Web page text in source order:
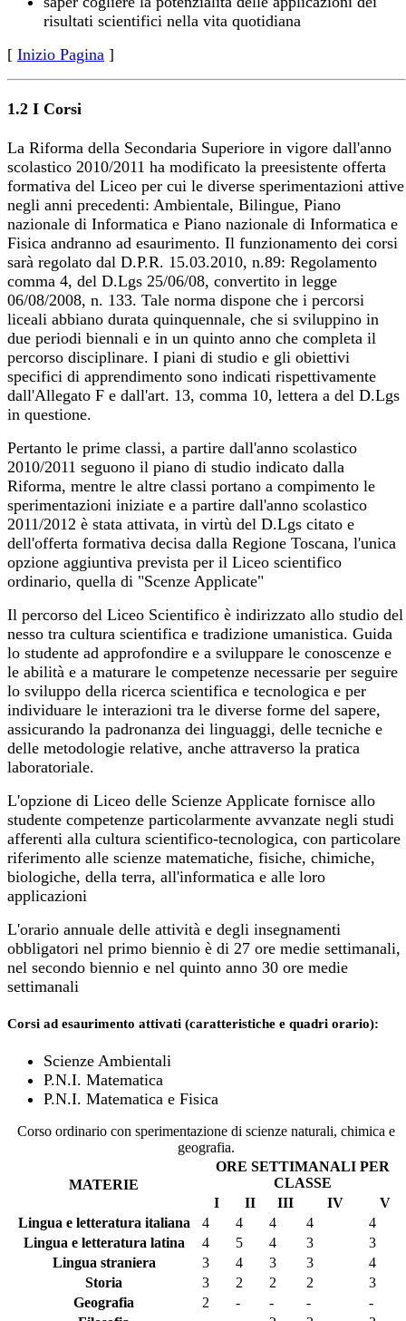
risultati scientifici nella vita quotidiana
[ Inizio Pagina ]
1.2 I Corsi
La Riforma della Secondaria Superiore in vigore dall'anno
scolastico 2010/2011 ha modificato la preesistente offerta
formativa del Liceo per cui le diverse sperimentazioni attive
negli anni precedenti: Ambientale, Bilingue, Piano
nazionale di Informatica e Piano nazionale di Informatica e
Fisica andranno ad esaurimento. Il funzionamento dei corsi
sarà regolato dal D.P.R. 15.03.2010, n.89: Regolamento
comma 4, del D.Lgs 25/06/08, convertito in legge
06/08/2008, n. 133. Tale norma dispone che i percorsi
liceali abbiano durata quinquennale, che si sviluppino in
due periodi biennali e in un quinto anno che completa il
percorso disciplinare. I piani di studio e gli obiettivi
specifici di apprendimento sono indicati rispettivamente
dall'Allegato F e dall'art. 13, comma 10, lettera a del D.Lgs
in questione.
Pertanto le prime classi, a partire dall'anno scolastico
2010/2011 seguono il piano di studio indicato dalla
Riforma, mentre le altre classi portano a compimento le
sperimentazioni iniziate e a partire dall'anno scolastico
2011/2012 è stata attivata, in virtù del D.Lgs citato e
dell'offerta formativa decisa dalla Regione Toscana, l'unica
opzione aggiuntiva prevista per il Liceo scientifico
ordinario, quella di "Scenze Applicate"
Il percorso del Liceo Scientifico è indirizzato allo studio del
nesso tra cultura scientifica e tradizione umanistica. Guida
lo studente ad approfondire e a sviluppare le conoscenze e
le abilità e a maturare le competenze necessarie per seguire
lo sviluppo della ricerca scientifica e tecnologica e per
individuare le interazioni tra le diverse forme del sapere,
assicurando la padronanza dei linguaggi, delle tecniche e
delle metodologie relative, anche attraverso la pratica
laboratoriale.
L'opzione di Liceo delle Scienze Applicate fornisce allo
studente competenze particolarmente avvanzate negli studi
afferenti alla cultura scientifico-tecnologica, con particolare
riferimento alle scienze matematiche, fisiche, chimiche,
biologiche, della terra, all'informatica e alle loro
applicazioni
L'orario annuale delle attività e degli insegnamenti
obbligatori nel primo biennio è di 27 ore medie settimanali,
nel secondo biennio e nel quinto anno 30 ore medie
settimanali
Corsi ad esaurimento attivati (caratteristiche e quadri orario):
Scienze Ambientali
P.N.I. Matematica
P.N.I. Matematica e Fisica
Corso ordinario con sperimentazione di scienze naturali, chimica e
geografia.
MATERIE
ORE SETTIMANALI PER
CLASSE
I
II III IV
V
Lingua e letteratura italiana
4 4 4 4
4
Lingua e letteratura latina
4 5 4 3
3
Lingua straniera
3 4 3 3
4
Storia
3 2 2 2
3
Geografia
2 - - -
-